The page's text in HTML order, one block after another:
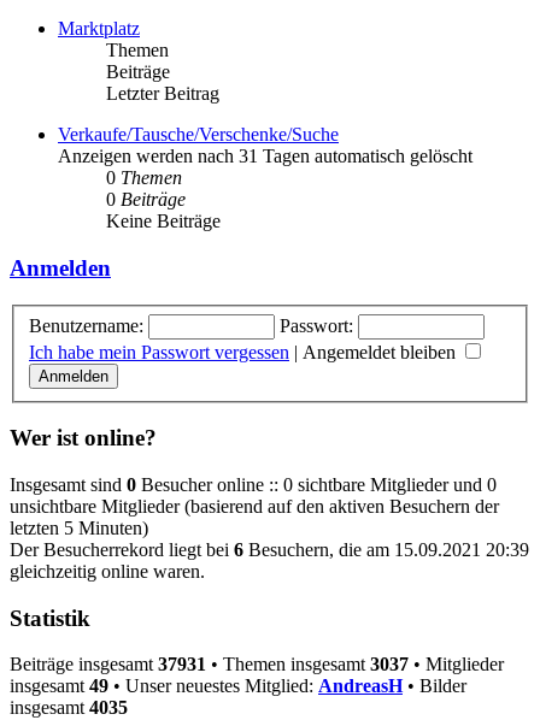
Marktplatz
Themen
Beiträge
Letzter Beitrag
Verkaufe/Tausche/Verschenke/Suche
Anzeigen werden nach 31 Tagen automatisch gelöscht
0 Themen
0 Beiträge
Keine Beiträge
Anmelden
Benutzername:
Passwort:
Ich habe mein Passwort vergessen | Angemeldet bleiben
Wer ist online?
Insgesamt sind 0 Besucher online :: 0 sichtbare Mitglieder und 0
unsichtbare Mitglieder (basierend auf den aktiven Besuchern der
letzten 5 Minuten)
Der Besucherrekord liegt bei 6 Besuchern, die am 15.09.2021 20:39
gleichzeitig online waren.
Statistik
Beiträge insgesamt 37931 • Themen insgesamt 3037 • Mitglieder
insgesamt 49 • Unser neuestes Mitglied: AndreasH• Bilder
insgesamt 4035